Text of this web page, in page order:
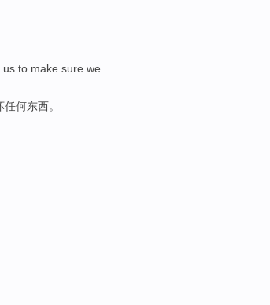
to make sure we
何东西。